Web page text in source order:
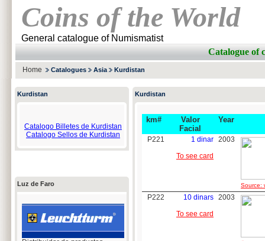
Coins of the World
General catalogue of Numismatist
Catalogue of
Home Catalogues Asia Kurdistan
Kurdistan
Catalogo Billetes de Kurdistan
Catalogo Sellos de Kurdistan
Luz de Faro
Kurdistan
km#
Valor
Facial
Year
P221
1 dinar
To see card
2003
Source:
P222
10 dinars
To see card
2003